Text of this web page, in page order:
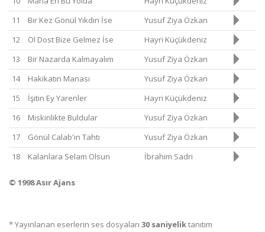
11
Bir Kez Gönül Yıkdın İse
Yusuf Ziya Özkan
12
Ol Dost Bize Gelmez İse
Hayri Küçükdeniz
13
Bir Nazarda Kalmayalım
Yusuf Ziya Özkan
14
Hakikatın Manası
Yusuf Ziya Özkan
15
İşitin Ey Yarenler
Hayri Küçükdeniz
16
Miskinlikte Buldular
Yusuf Ziya Özkan
17
Gönül Calab'ın Tahtı
Yusuf Ziya Özkan
18
Kalanlara Selam Olsun İbrahim Sadri
© 1998 Asır Ajans
* Yayınlanan eserlerin ses dosyaları 30 saniyeliktanıtım